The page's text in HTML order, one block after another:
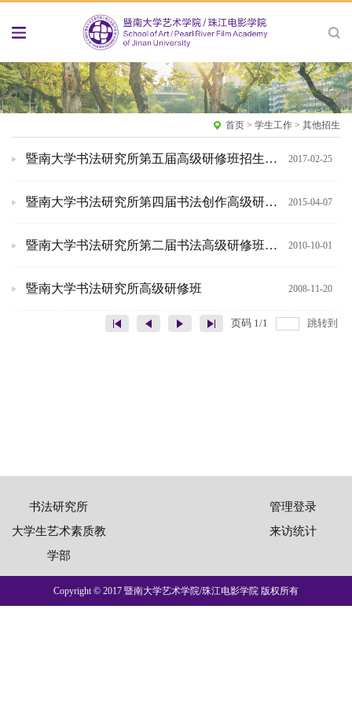
首页 > 学生工作 > 其他招生
暨南大学书法研究所第五届高级研修班招生简章 2017-02-25
暨南大学书法研究所第四届书法创作高级研修班招生指南 2015-04-07
暨南大学书法研究所第二届书法高级研修班招生简章 2010-10-01
暨南大学书法研究所高级研修班 2008-11-20
页码 1 /1 跳转到
书法研究所
大学生艺术素质教
学部
管理登录
来访统计
Copyright © 2017 暨南大学艺术学院/珠江电影学院 版权所有